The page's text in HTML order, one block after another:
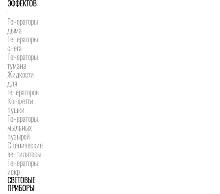
ЭФФЕКТОВ
Генераторы
дыма
Генераторы
снега
Генераторы
тумана
Жидкости
для
генераторов
Конфетти
пушки
Генераторы
мыльных
пузырей
Сценические
вентиляторы
Генераторы
искр
СВЕТОВЫЕ
ПРИБОРЫ